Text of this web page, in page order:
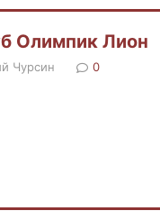
Олимпик Лион
Чурсин 0